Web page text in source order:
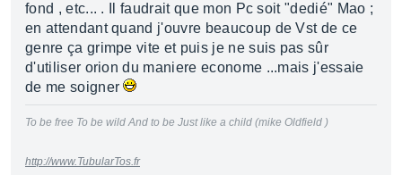
fond , etc... . Il faudrait que mon Pc soit "dedié" Mao ;
en attendant quand j'ouvre beaucoup de Vst de ce
genre ça grimpe vite et puis je ne suis pas sûr
d'utiliser orion du maniere econome ...mais j'essaie
de me soigner
To be free To be wild And to be Just like a child (mike Oldfield )
http://www.TubularTos.fr